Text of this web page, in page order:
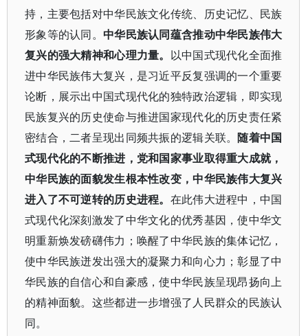
持，主要包括对中华民族文化传统、历史记忆、民族
形象等的认同。 中华民族认同蕴含推动中华民族伟大
复兴的强大精神和心理力量。
以中国式现代化全面推
进中华民族伟大复兴，是习近平反复强调的一个重要
论断，展示出中国式现代化的独特政治逻辑，即实现
民族复兴的历史使命与推进国家现代化的历史责任紧
密结合，二者呈现出同频共振的逻辑关联。 随着中国
式现代化的不断推进，党和国家事业取得重大成就，
中华民族的面貌发生根本性改变，中华民族伟大复兴
进入了不可逆转的历史进程。 在此伟大进程中，中国
式现代化深刻激发了中华文化的优秀基因，使中华文
明重新焕发磅礴伟力；唤醒了中华民族的集体记忆，
使中华民族迸发出强大的凝聚力和向心力；彰显了中
华民族的自信心和自豪感，使中华民族呈现昂扬向上
的精神面貌。这些都进一步增强了人民群众的民族认
同。